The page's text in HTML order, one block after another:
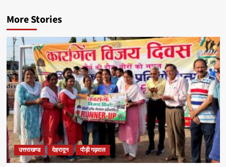
More Stories
उत्तराखण्ड देहरादून पौड़ी गढ़वाल